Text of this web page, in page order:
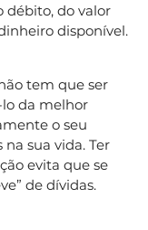
débito, do valor
disponível.
tem que ser
da melhor
o seu
sua vida. Ter
evita que se
de dívidas.